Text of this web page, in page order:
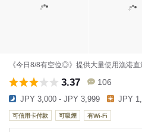
《今日8/8有空位◎》提供大量使用漁港
3.37 106
JPY 3,000 - JPY 3,999 JPY
可信用卡付款 可吸煙 有Wi-Fi